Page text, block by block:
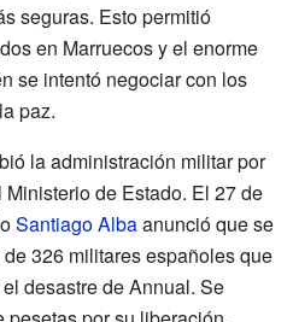
seguras. Esto permitió
en Marruecos y el enorme
se intentó negociar con los
paz.
la administración militar por
de Estado. El 27 de
Santiago Albaanunció que se
326 militares españoles que
desastre de Annual. Se